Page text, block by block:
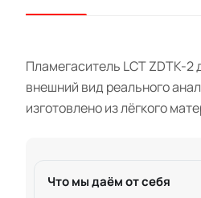
Пламегаситель LCT ZDTK-
внешний вид реального
изготовлено из лёгкого
Что мы даём от себя